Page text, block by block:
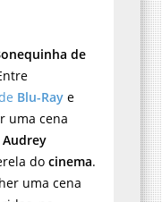
de
Blu-Ray e
uma cena
Audrey
do cinema.
uma cena